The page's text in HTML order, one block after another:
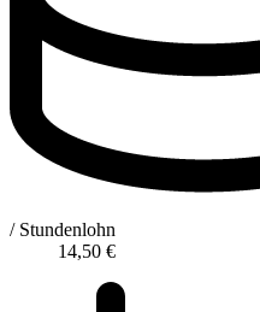
/ Stundenlohn
14,50 €